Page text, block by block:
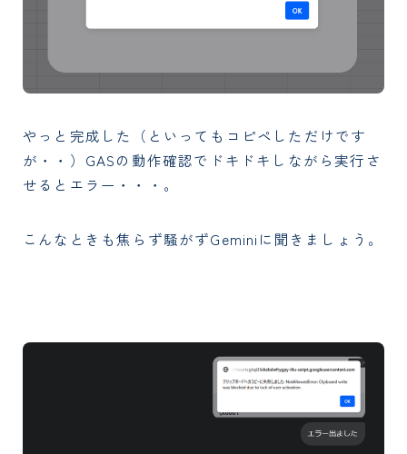
やっと完成した（といってもコピペしただけです
が・・）GASの動作確認でドキドキしながら実行さ
せるとエラー・・・。
こんなときも焦らず騒がずGeminiに聞きましょう。